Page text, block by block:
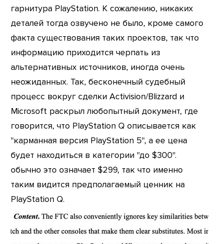
гарнитура PlayStation. К сожалению, никаких
деталей тогда озвучено не было, кроме самого
факта существования таких проектов, так что
информацию приходится черпать из
альтернативных источников, иногда очень
неожиданных. Так, бесконечный судебный
процесс вокруг сделки Activision/Blizzard и
Microsoft раскрыл любопытный документ, где
говорится, что PlayStation Q описывается как
"карманная версия PlayStation 5", а ее цена
будет находиться в категории "до $300".
обычно это означает $299, так что именно
таким видится предполагаемый ценник на
PlayStation Q.